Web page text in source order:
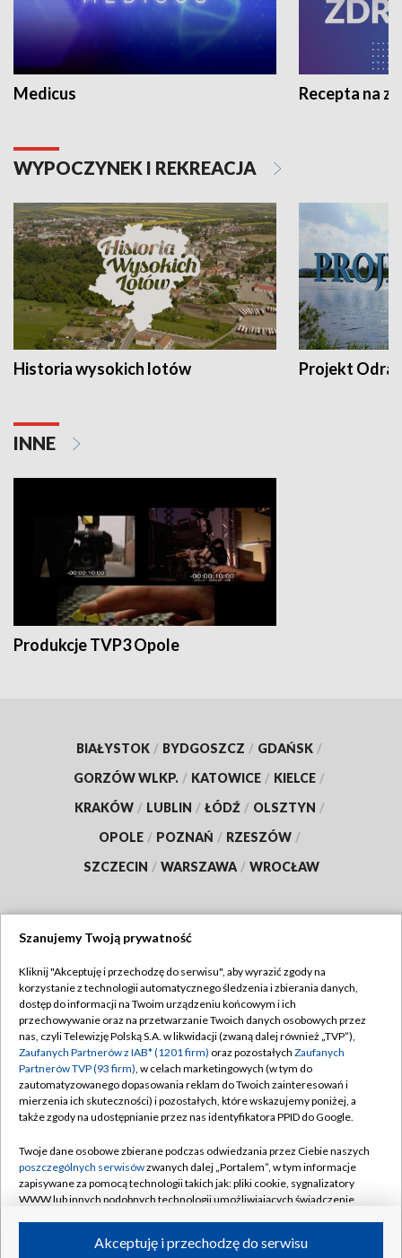
Medicus Recepta na
WYPOCZYNEK I REKREACJA
Historia wysokich lotów Projekt Odra
INNE
Produkcje TVP3 Opole
BIAŁYSTOK / BYDGOSZCZ / GDAŃSK /
GORZÓW WLKP. / KATOWICE / KIELCE /
KRAKÓW / LUBLIN / ŁÓDŹ / OLSZTYN /
OPOLE / POZNAŃ / RZESZÓW /
SZCZECIN / WARSZAWA / WROCŁAW
TVP
Abonament TVP
Emisja w TVP
Centrum informacji TVP
Naziemna Telewizja Cyfrowa
Rada Programowa
System NOS
Informacje o nadawcy
Program dla prasy
Regulamin TVP
Polityka prywatności
Moje zgody
Pomoc
Kontakt
Kanały
Szanujemy Twoją prywatność
Kliknij "Akceptuję i przechodzę do serwisu", aby wyrazić zgody na
korzystanie z technologii automatycznego śledzenia i zbierania danych,
dostęp do informacji na Twoim urządzeniu końcowym i ich
przechowywanie oraz na przetwarzanie Twoich danych osobowych przez
nas, czyli Telewizję Polską S.A. w likwidacji (zwaną dalej również „TVP”),
Zaufanych Partnerów z IAB* (1201 firm) oraz pozostałych Zaufanych
Partnerów TVP (93 firm), w celach marketingowych (w tym do
zautomatyzowanego dopasowania reklam do Twoich zainteresowań i
mierzenia ich skuteczności) i pozostałych, które wskazujemy poniżej, a
także zgody na udostępnianie przez nas identyfikatora PPID do Google.
Twoje dane osobowe zbierane podczas odwiedzania przez Ciebie naszych
poszczególnych serwisówzwanych dalej „Portalem”, w tym informacje
zapisywane za pomocą technologii takich jak: pliki cookie, sygnalizatory
WWW lub innych podobnych technologii umożliwiających świadczenie
ruchu w Internecie.Akceptuję i przechodzę do serwisu